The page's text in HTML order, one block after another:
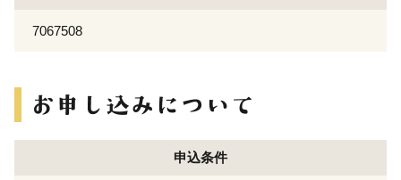
7067508
申込条件